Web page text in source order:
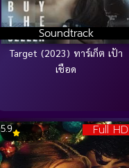
Soundtrack
Target (2023) ทาร์เก็ต เป้า
เชือด
Full HD
5.9